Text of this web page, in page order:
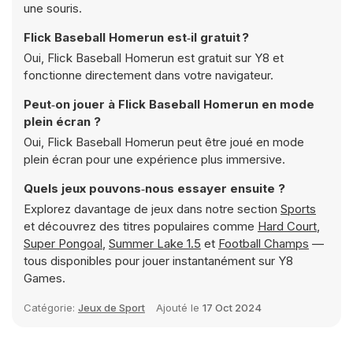
une souris.
Flick Baseball Homerun est‑il gratuit ?
Oui, Flick Baseball Homerun est gratuit sur Y8 et
fonctionne directement dans votre navigateur.
Peut‑on jouer à Flick Baseball Homerun en mode
plein écran ?
Oui, Flick Baseball Homerun peut être joué en mode
plein écran pour une expérience plus immersive.
Quels jeux pouvons‑nous essayer ensuite ?
Explorez davantage de jeux dans notre section Sports
et découvrez des titres populaires comme Hard Court,
Super Pongoal, Summer Lake 1.5 et Football Champs —
tous disponibles pour jouer instantanément sur Y8
Games.
Catégorie: Jeux de Sport Ajouté le 17 Oct 2024